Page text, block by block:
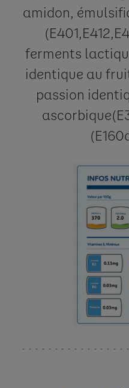
amidon,
ferments
identique au
passion